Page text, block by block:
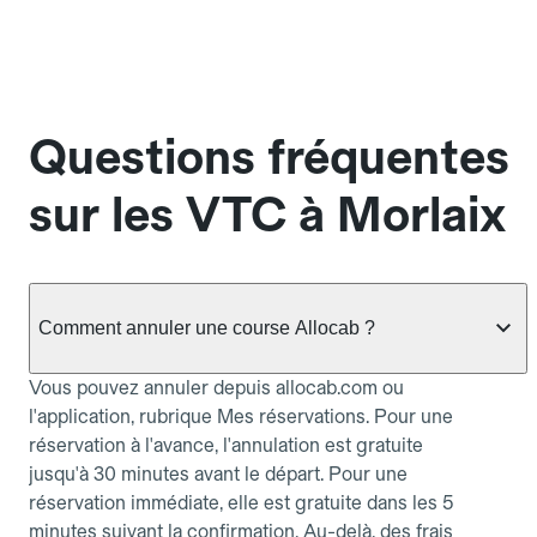
Questions fréquentes
sur les VTC à Morlaix
Comment annuler une course Allocab ?
Vous pouvez annuler depuis allocab.com ou
l'application, rubrique Mes réservations. Pour une
réservation à l'avance, l'annulation est gratuite
jusqu'à 30 minutes avant le départ. Pour une
réservation immédiate, elle est gratuite dans les 5
minutes suivant la confirmation. Au-delà, des frais